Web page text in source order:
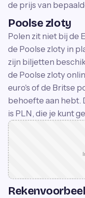
de prijs van
Poolse zloty
Polen zit niet bij de
de Poolse zloty in
zijn biljetten
de Poolse zloty
euro's of de Britse
behoefte aan hebt.
is PLN, die je kunt